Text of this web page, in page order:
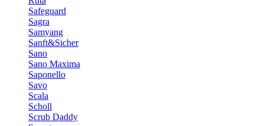
Safeguard
Sagra
Samyang
Sanft&Sicher
Sano
Sano Maxima
Saponello
Savo
Scala
Scholl
Scrub Daddy